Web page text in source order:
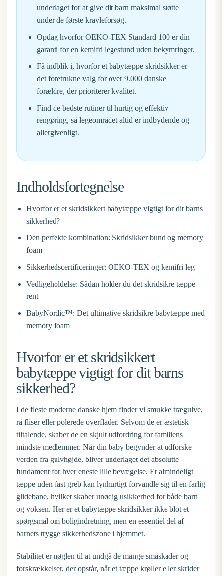
underlaget for at give dit barn maksimal støtte
under de første kravleforsøg.
Opdag hvorfor OEKO-TEX Standard 100 er din
garanti for en kemifri legestund uden bekymringer.
Få indblik i, hvorfor et babytæppe skridsikkerer
det foretrukne valg for over 9.000 danske
forældre, der prioriterer kvalitet.
Find de bedste rutiner til hurtig og effektiv
rengøring, så legeområdet altid er indbydende og
allergivenligt.
Indholdsfortegnelse
Hvorfor er et skridsikkert babytæppe vigtigt for dit barns
sikkerhed?
Den perfekte kombination: Skridsikker bund og memory
foam
Sikkerhedscertificeringer: OEKO-TEX og kemifri leg
Vedligeholdelse: Sådan holder du det skridsikre tæppe
rent
BabyNordic™: Det ultimative skridsikre babytæppe med
memory foam
Hvorfor er et skridsikkert
babytæppe vigtigt for dit barns
sikkerhed?
I de fleste moderne danske hjem finder vi smukke trægulve,
rå fliser eller polerede overflader. Selvom de er æstetisk
tiltalende, skaber de en skjult udfordring for familiens
mindste medlemmer. Når din baby begynder at udforske
verden fra gulvhøjde, bliver underlaget det absolutte
fundament for hver eneste lille bevægelse. Et almindeligt
tæppe uden fast greb kan lynhurtigt forvandle sig til en farlig
glidebane, hvilket skaber unødig usikkerhed for både barn
og voksen. Her er et babytæppe skridsikkerikke blot et
spørgsmål om boligindretning, men en essentiel del af
barnets trygge sikkerhedszone i hjemmet.
Stabilitet er nøglen til at undgå de mange småskader og
forskrækkelser, der opstår, når et tæppe krøller eller skrider